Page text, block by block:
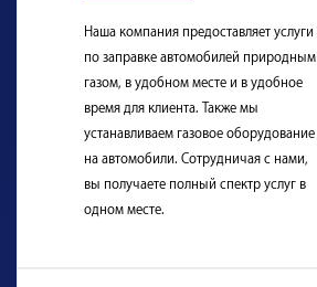
Наша компания предоставляет услуги
по заправке автомобилей природным
газом, в удобном месте и в удобное
время для клиента. Также мы
устанавливаем газовое оборудование
на автомобили. Сотрудничая с нами,
вы получаете полный спектр услуг в
одном месте.